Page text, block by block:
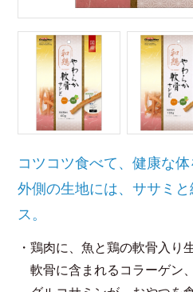
コツコツ食べて、健康な体
外側の生地には、ササミ
ス。
・鶏肉に、魚と鶏の軟骨入り
軟骨に含まれるコラーゲン